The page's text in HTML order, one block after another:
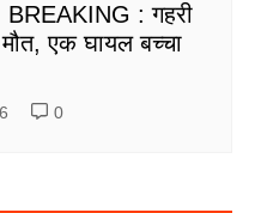
: गहरी
एक घायल बच्चा
0